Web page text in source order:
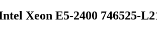
Xeon E5-2400 746525-